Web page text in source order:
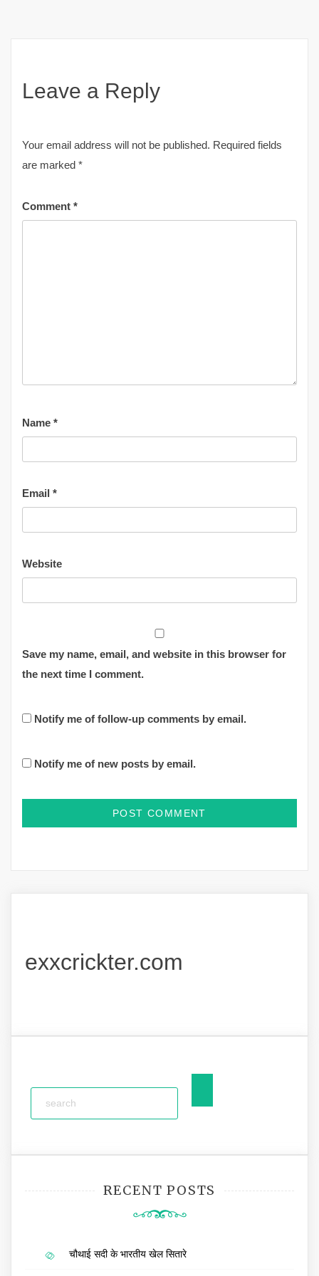
Leave a Reply
Your email address will not be published. Required fields
are marked *
Comment *
Name *
Email *
Website
Save my name, email, and website in this browser for
the next time I comment.
Notify me of follow-up comments by email.
Notify me of new posts by email.
exxcrickter.com
RECENT POSTS
चौथाई सदी के भारतीय खेल सितारे